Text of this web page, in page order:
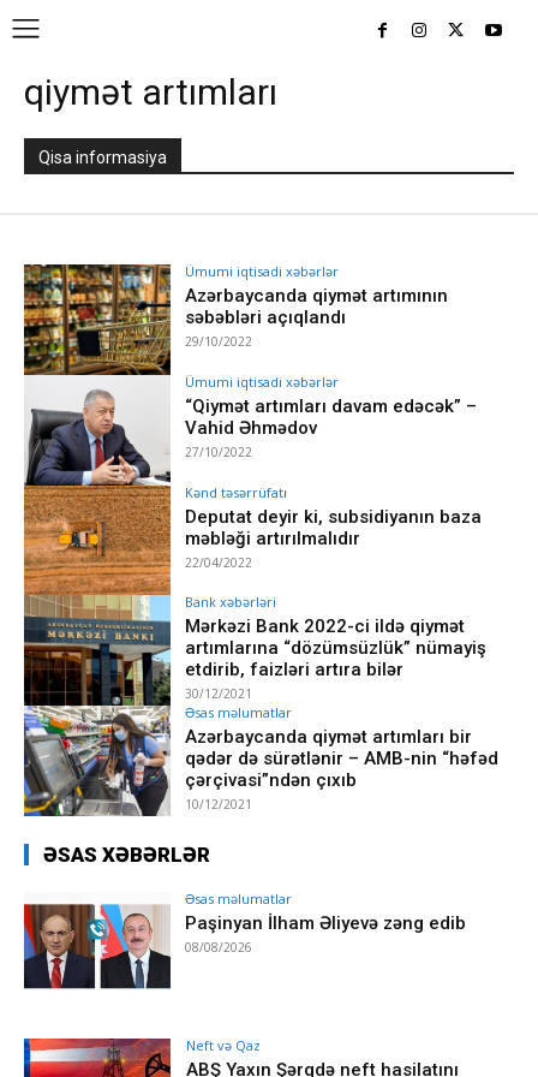
qiymət artımları
Qisa informasiya
Ümumi iqtisadi xəbərlər
Azərbaycanda qiymət artımının
səbəbləri açıqlandı
29/10/2022
Ümumi iqtisadi xəbərlər
“Qiymət artımları davam edəcək” –
Vahid Əhmədov
27/10/2022
Kənd təsərrüfatı
Deputat deyir ki, subsidiyanın baza
məbləği artırılmalıdır
22/04/2022
Bank xəbərləri
Mərkəzi Bank 2022-ci ildə qiymət
artımlarına “dözümsüzlük” nümayiş
etdirib, faizləri artıra bilər
30/12/2021
Əsas məlumatlar
Azərbaycanda qiymət artımları bir
qədər də sürətlənir – AMB-nin “həfəd
çərçivasi”ndən çıxıb
10/12/2021
ƏSAS XƏBƏRLƏR
Əsas məlumatlar
Paşinyan İlham Əliyevə zəng edib
08/08/2026
Neft və Qaz
ABŞ Yaxın Şərqdə neft hasilatını